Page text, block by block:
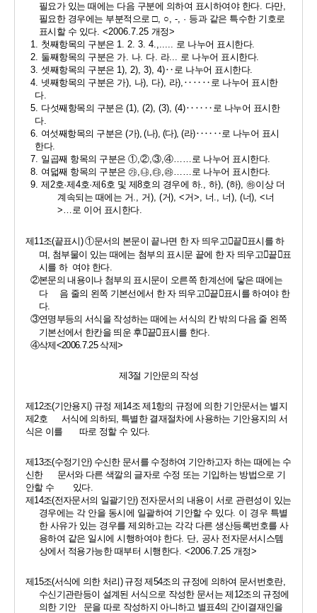
필요가 있는 때에는 다음 구분에 의하여 표시하여야 한다. 다만
필요한 경우에는 부분적으로 □, ○, -, · 등과 같은 특수한 기호로
표시할 수 있다. <2006.7.25 개정>
1. 첫째항목의 구분은 1. 2. 3. 4.,..... 로 나누어 표시한다.
2. 둘째항목의 구분은 가. 나. 다. 라... 로 나누어 표시한다.
3. 셋째항목의 구분은 1), 2), 3), 4)‥ 로 나누어 표시한다.
4. 넷째항목의 구분은 가), 나), 다), 라), ‥‥‥ 로 나누어 표시한
다.
5. 다섯째항목의 구분은 (1), (2), (3), (4)‥‥‥ 로 나누어 표시한
다.
6. 여섯째항목의 구분은 (가), (나), (다), (라)‥‥‥로 나누어 표시
한다.
7. 일곱째 항목의 구분은 ①,②,③,④……로 나누어 표시한다.
8. 여덟째 항목의 구분은 ㉮,㉯,㉰,㉱……로 나누어 표시한다.
9. 제2호·제4호·제6호 및 제8호의 경우에 하., 하), (하), ㉻이상 더
계속되는 때에는 거., 거), (거), <거>, 너., 너), (너), <너
>…로 이어 표시한다.
제11조(끝표시) ①문서의 본문이 끝나면 한 자 띄우고󰡒끝 󰡓표시를 하
며, 첨부물이 있는 때에는 첨부의 표시문 끝에 한 자 띄우고󰡒끝 󰡓표
시를 하  여야 한다.
②본문의 내용이나 첨부의 표시문이 오른쪽 한계선에 닿은 때에는
다     음 줄의 왼쪽 기본선에서 한 자 띄우고󰡒끝 󰡓표시를 하여야 한
다.
③연명부등의 서식을 작성하는 때에는 서식의 칸 밖의 다음 줄 왼쪽
기본선에서 한칸을 띄운 후 󰡒끝󰡓 표시를 한다.
④삭제<2006.7.25 삭제>
제3절 기안문의 작성
제12조(기안용지) 규정 제14조 제 1항의 규정에 의한 기안문서는 별지
제2호      서식에 의하되, 특별한 결재절차에 사용하는 기안용지의 서
식은 이를       따로 정할 수 있다.
제13조(수정기안) 수신한 문서를 수정하여 기안하고자 하는 때에는 수
신한      문서와 다른 색깔의 글자로 수정 또는 기입하는 방법으로 기
안할 수        있다.
제14조(전자문서의 일괄기안) 전자문서의 내용이 서로 관련성이 있는
경우에는 각 안을 동시에 일괄하여 기안할 수 있다. 이 경우 특별
한 사유가 있는 경우를 제외하고는 각각 다른 생산등록번호를 사
용하여 같은 일시에 시행하여야 한다. 단, 공사 전자문서시스템
상에서 적용가능한 때부터 시행한다. <2006.7.25 개정>
제15조(서식에 의한 처리) 규정 제54조의 규정에 의하여 문서번호란
수신기관란등이 설계된 서식으로 작성한 문서는 제 12조의 규정에
의한 기안   문을 따로 작성하지 아니하고 별표4의 간이결재인을